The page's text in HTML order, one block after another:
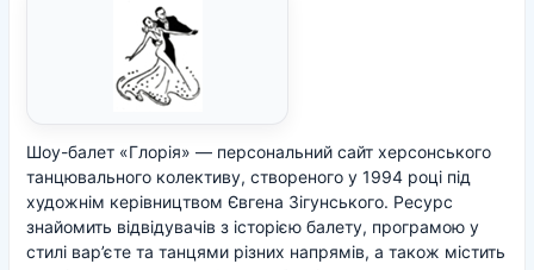
Шоу-балет «Глорія» — персональний сайт херсонського
танцювального колективу, створеного у 1994 році під
художнім керівництвом Євгена Зігунського. Ресурс
знайомить відвідувачів з історією балету, програмою у
стилі вар’єте та танцями різних напрямів, а також містить